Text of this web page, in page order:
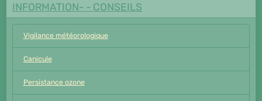
INFORMATION- - CONSEILS
Vigilance météorologique
Canicule
Persistance ozone